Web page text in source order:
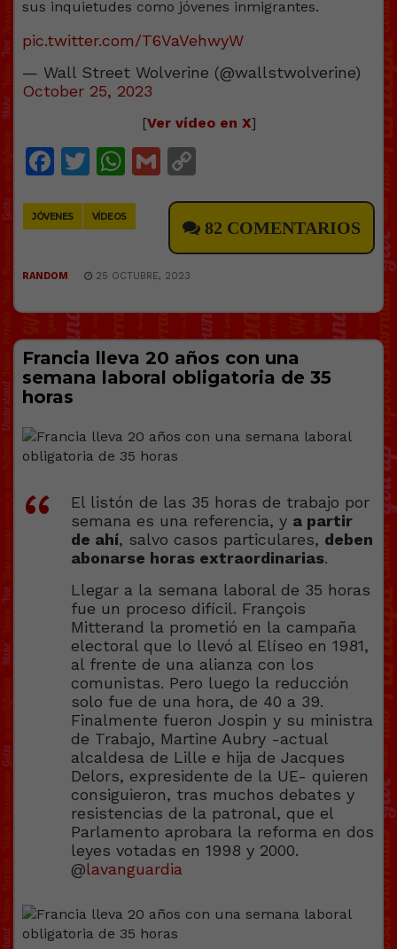
pic.twitter.com/T6VaVehwyW
— Wall Street Wolverine (@wallstwolverine)
October 25, 2023
[Ver vídeo en X]
Facebook
Twitter
WhatsApp
Gmail
JÓVENES VÍDEOS
82 COMENTARIOS
RANDOM 25 OCTUBRE, 2023
Francia lleva 20 años con una
semana laboral obligatoria de 35
horas
El listón de las 35 horas de trabajo por
semana es una referencia, y a partir
de ahí, salvo casos particulares, deben
abonarse horas extraordinarias.
Llegar a la semana laboral de 35 horas
fue un proceso difícil. François
Mitterand la prometió en la campaña
electoral que lo llevó al Elíseo en 1981,
al frente de una alianza con los
comunistas. Pero luego la reducción
solo fue de una hora, de 40 a 39.
Finalmente fueron Jospin y su ministra
de Trabajo, Martine Aubry -actual
alcaldesa de Lille e hija de Jacques
Delors, expresidente de la UE- quieren
consiguieron, tras muchos debates y
resistencias de la patronal, que el
Parlamento aprobara la reforma en dos
leyes votadas en 1998 y 2000.
@lavanguardia